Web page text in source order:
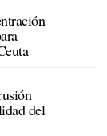
del